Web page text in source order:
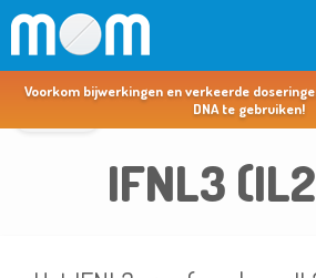
MOM
Voorkom bijwerkingen en verkeerde
DNA te gebruiken!
IFNL3